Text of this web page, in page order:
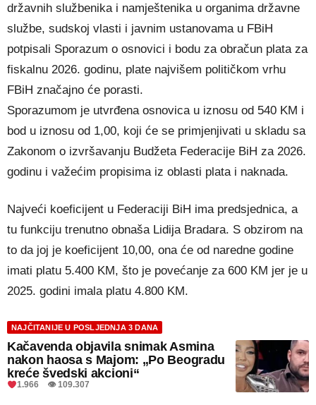
državnih službenika i namještenika u organima državne
službe, sudskoj vlasti i javnim ustanovama u FBiH
potpisali Sporazum o osnovici i bodu za obračun plata za
fiskalnu 2026. godinu, plate najvišem političkom vrhu
FBiH značajno će porasti.
Sporazumom je utvrđena osnovica u iznosu od 540 KM i
bod u iznosu od 1,00, koji će se primjenjivati u skladu sa
Zakonom o izvršavanju Budžeta Federacije BiH za 2026.
godinu i važećim propisima iz oblasti plata i naknada.
Najveći koeficijent u Federaciji BiH ima predsjednica, a
tu funkciju trenutno obnaša Lidija Bradara. S obzirom na
to da joj je koeficijent 10,00, ona će od naredne godine
imati platu 5.400 KM, što je povećanje za 600 KM jer je u
2025. godini imala platu 4.800 KM.
NAJČITANIJE U POSLJEDNJA 3 DANA
Kačavenda objavila snimak Asmina
nakon haosa s Majom: „Po Beogradu
kreće švedski akcioni“
1.966 👁 109.307